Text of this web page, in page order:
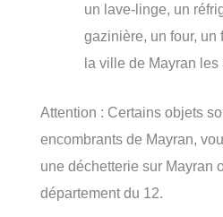
un lave-linge, un
gazinière, un four, un
la ville de Mayran les
Attention : Certains objets
encombrants de Mayran,
une déchetterie sur Mayran
département du 12.